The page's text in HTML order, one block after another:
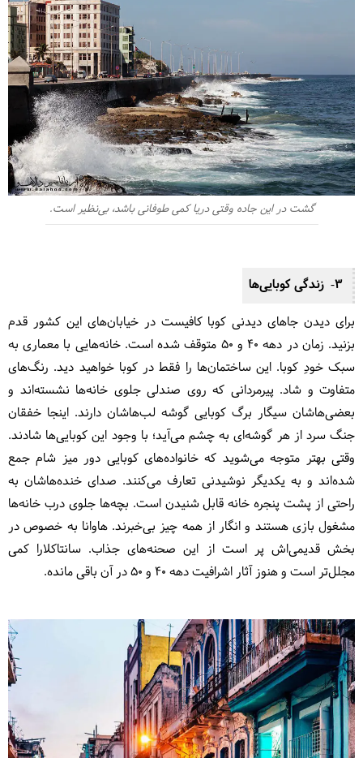
گشت در این جاده وقتی دریا کمی طوفانی باشد، بی‌نظیر است.
برای دیدن جاهای دیدنی کوبا کافیست در خیابان‌های این کشور قدم
بزنید. زمان در دهه 40 و 50 متوقف شده است. خانه‌هایی با معماری به
سبک خودِ کوبا. این ساختمان‌ها را فقط در کوبا خواهید دید. رنگ‌های
متفاوت و شاد. پیرمردانی که روی صندلی‌ جلوی خانه‌ها نشسته‌اند و
بعضی‌هاشان سیگار برگ کوبایی گوشه لب‌هاشان دارند. اینجا خفقان
جنگ سرد از هر گوشه‌ای به چشم می‌آید؛ با وجود این کوبایی‌ها شادند.
وقتی بهتر متوجه می‌شوید که خانواده‌های کوبایی دور میز شام جمع
شده‌اند و به یکدیگر نوشیدنی تعارف می‌کنند. صدای خنده‌هاشان به
راحتی از پشت پنجره خانه قابل شنیدن است. بچه‌‎ها جلوی درب خانه‌ها
مشغول بازی هستند و انگار از همه چیز بی‌خبرند. هاوانا به خصوص در
بخش قدیمی‌اش پر است از این صحنه‌های جذاب. سانتاکلارا کمی
مجلل‌تر است و هنوز آثار اشرافیت دهه 40 و 50 در آن باقی مانده.